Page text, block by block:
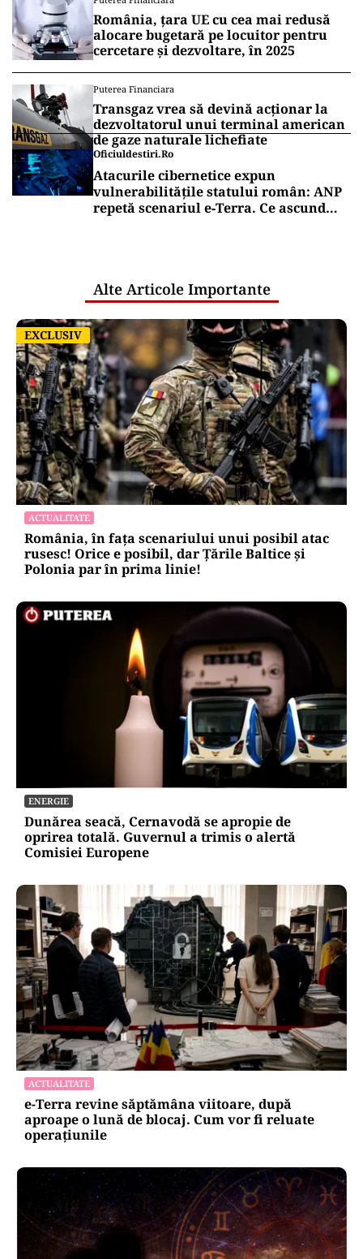
România, țara UE cu cea mai redusă
alocare bugetară pe locuitor pentru
cercetare și dezvoltare, în 2025
Puterea Financiara
Transgaz vrea să devină acționar la
dezvoltatorul unui terminal american
de gaze naturale lichefiate
Oficiuldestiri.ro
Atacurile cibernetice expun
vulnerabilitățile statului român: ANP
repetă scenariul e‑Terra. Ce ascund
Alte Articole Importante
EXCLUSIV
EXCLUSIV
ACTUALITATE
România, în fața scenariului unui posibil atac
rusesc! Orice e posibil, dar Țările Baltice și
Polonia par în prima linie!
ENERGIE
Dunărea seacă, Cernavodă se apropie de
oprirea totală. Guvernul a trimis o alertă
Comisiei Europene
ACTUALITATE
e-Terra revine săptămâna viitoare, după
aproape o lună de blocaj. Cum vor fi reluate
operațiunile